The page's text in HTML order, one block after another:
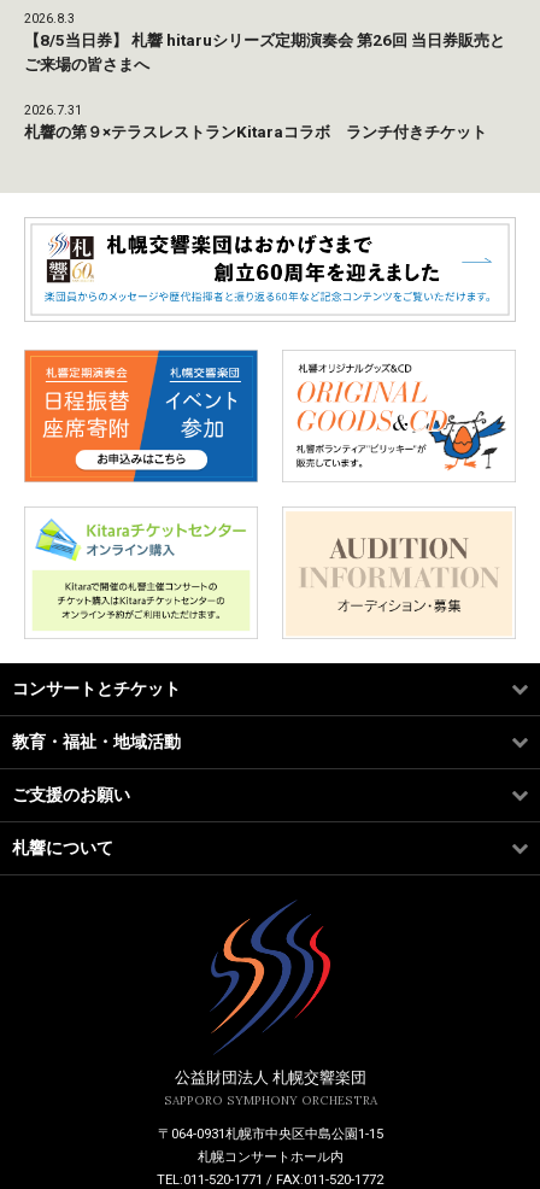
2026.8.3
【8/5当日券】 札響 hitaruシリーズ定期演奏会 第26回 当日券販売と
ご来場の皆さまへ
2026.7.31
札響の第９×テラスレストランKitaraコラボ ランチ付きチケット
コンサートとチケット
教育・福祉・地域活動
ご支援のお願い
札響について
公益財団法人 札幌交響楽団
SAPPORO SYMPHONY ORCHESTRA
〒064-0931札幌市中央区中島公園1-15
札幌コンサートホール内
TEL:011-520-1771 / FAX:011-520-1772